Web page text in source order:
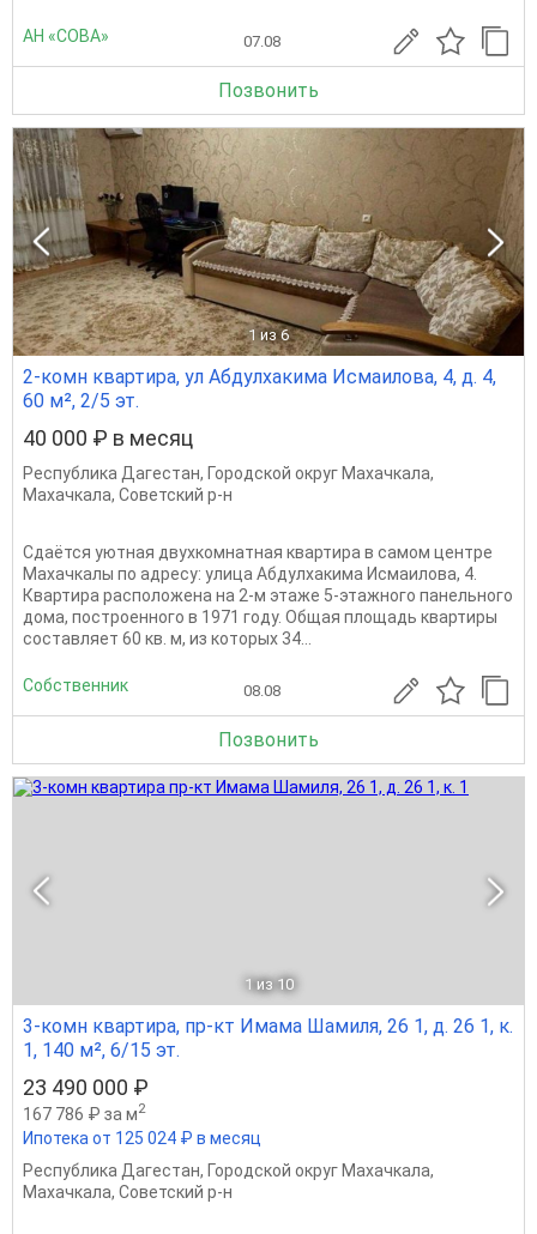
АН «СОВА» 07.08
Позвонить
1 из 6
2-комн квартира, ул Абдулхакима Исмаилова, 4, д. 4,
60 м², 2/5 эт.
40 000 ₽ в месяц
Республика Дагестан, Городской округ Махачкала,
Махачкала, Советский р-н
Сдаётся уютная двухкомнатная квартира в самом центре
Махачкалы по адресу: улица Абдулхакима Исмаилова, 4.
Квартира расположена на 2-м этаже 5-этажного панельного
дома, построенного в 1971 году. Общая площадь квартиры
составляет 60 кв. м, из которых 34...
Собственник 08.08
Позвонить
1 из 10
3-комн квартира, пр-кт Имама Шамиля, 26 1, д. 26 1, к.
1, 140 м², 6/15 эт.
23 490 000 ₽
167 786 ₽ за м2
Ипотека от 125 024 ₽ в месяц
Республика Дагестан, Городской округ Махачкала,
Махачкала, Советский р-н